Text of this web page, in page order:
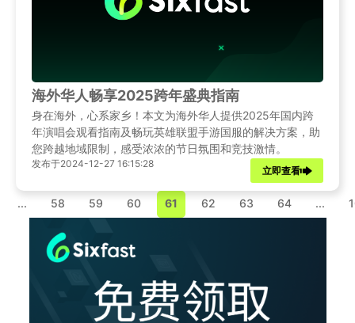
海外华人畅享2025跨年盛典指南
身在海外，心系家乡！本文为海外华人提供2025年国内跨
年演唱会观看指南及畅玩英雄联盟手游国服的解决方案，助
您跨越地域限制，感受浓浓的节日氛围和竞技激情。
发布于2024-12-27 16:15:28
立即查看
... 58 59 60 61 62 63 64 ...